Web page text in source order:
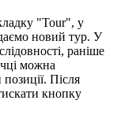
"Tour", у
новий тур. У
раніше
можна
Після
кнопку